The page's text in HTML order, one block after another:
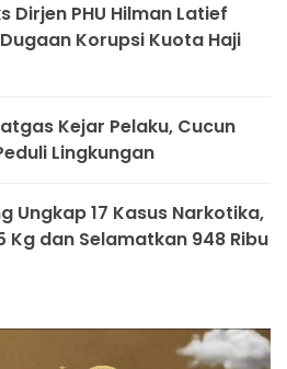
Dirjen PHU Hilman Latief
Korupsi Kuota Haji
Kejar Pelaku, Cucun
Lingkungan
Ungkap 17 Kasus Narkotika,
Kg dan Selamatkan 948 Ribu